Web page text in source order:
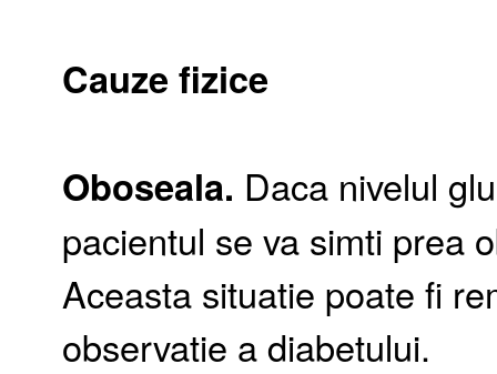
Cauze fizice
Oboseala. Daca nivelul
pacientul se va simti prea
Aceasta situatie poate fi
observatie a diabetului.